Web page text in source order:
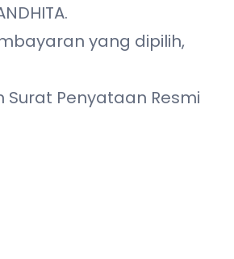
yang dipilih,
Surat Penyataan Resmi